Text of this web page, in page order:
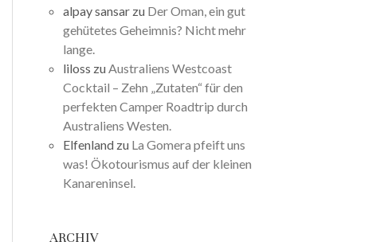
alpay sansar zu Der Oman, ein gut
gehütetes Geheimnis? Nicht mehr
lange.
liloss zu Australiens Westcoast
Cocktail – Zehn „Zutaten“ für den
perfekten Camper Roadtrip durch
Australiens Westen.
Elfenland zu La Gomera pfeift uns
was! Ökotourismus auf der kleinen
Kanareninsel.
ARCHIV